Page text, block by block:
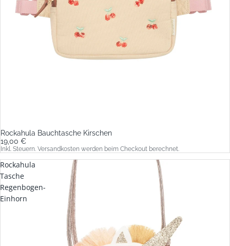
Rockahula Bauchtasche Kirschen
19,00 €
Inkl. Steuern. Versandkosten werden beim Checkout berechnet.
Rockahula
Tasche
Regenbogen-
Einhorn